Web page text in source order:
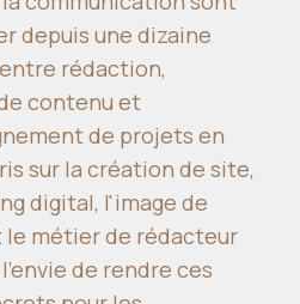
depuis une dizaine
rédaction,
contenu et
de projets en
sur la création de site,
digital, l'image de
le métier de rédacteur
de rendre ces